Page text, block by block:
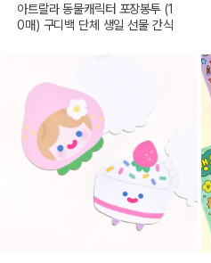
아트랄라 동물캐릭터 포장봉투 (1
0매) 구디백 단체 생일 선물 간식